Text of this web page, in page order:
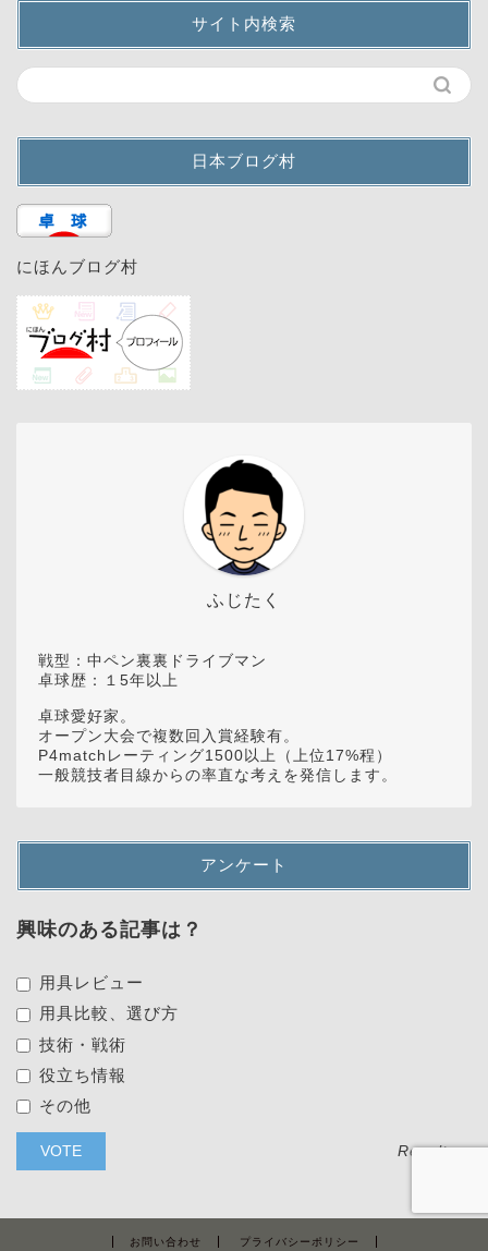
サイト内検索
日本ブログ村
にほんブログ村
ふじたく
戦型：中ペン裏裏ドライブマン
卓球歴：１5年以上
卓球愛好家。
オープン大会で複数回入賞経験有。
P4matchレーティング1500以上（上位17%程）
一般競技者目線からの率直な考えを発信します。
アンケート
興味のある記事は？
用具レビュー
用具比較、選び方
技術・戦術
役立ち情報
その他
Results
お問い合わせ プライバシーポリシー